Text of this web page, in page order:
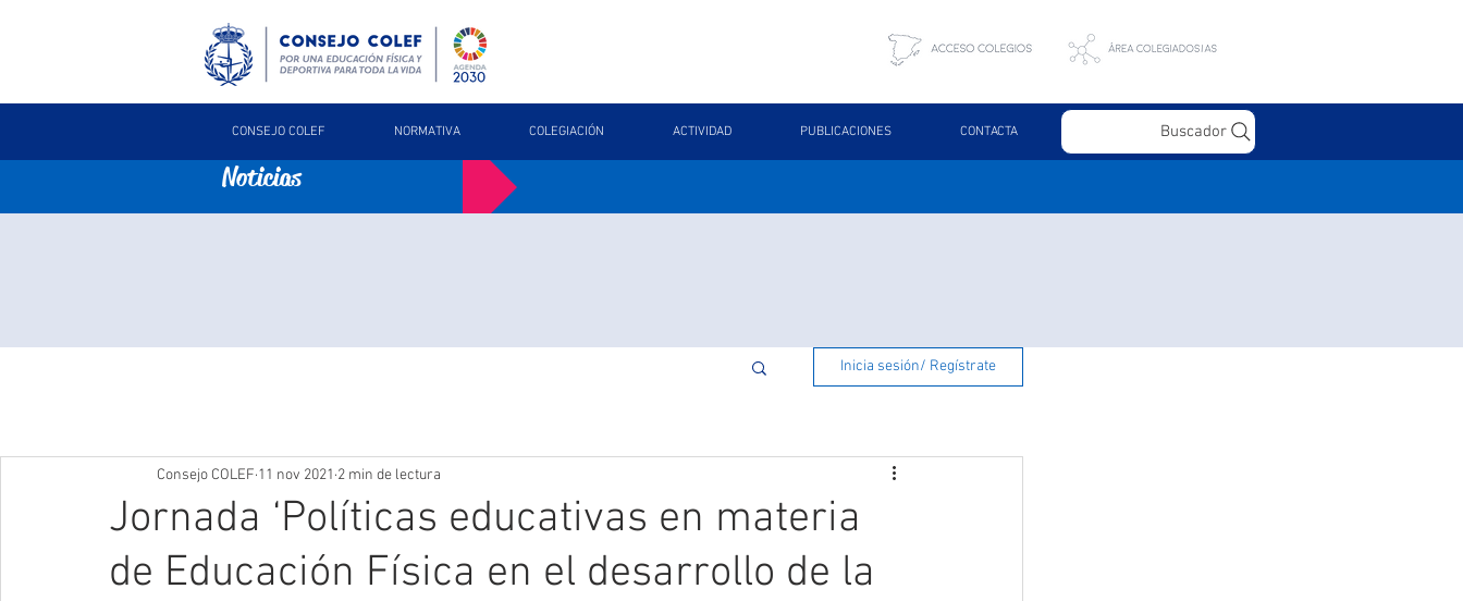
CONSEJO COLEF NORMATIVA COLEGIACIÓN ACTIVIDAD PUBLICACIONES CONTACTA Buscador
Noticias
Inicia sesión/ Regístrate
Jornada ‘Políticas educativas en materia
de Educación Física en el desarrollo de la
Consejo COLEF 11 nov 2021 2 min de lectura